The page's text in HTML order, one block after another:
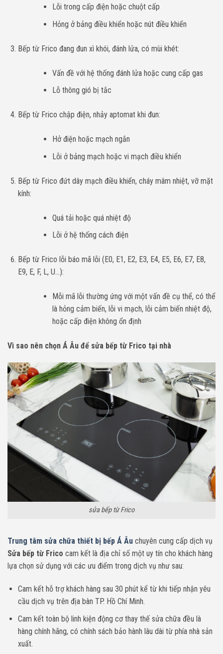
Lỗi trong cấp điện hoặc chuột cấp
Hỏng ở bảng điều khiển hoặc nút điều khiển
Bếp từ Frico đang đun xì khói, đánh lửa, có mùi khét:
Vấn đề với hệ thống đánh lửa hoặc cung cấp gas
Lỗ thông gió bị tắc
Bếp từ Frico chập điện, nhảy aptomat khi đun:
Hở điện hoặc mạch ngắn
Lỗi ở bảng mạch hoặc vi mạch điều khiển
Bếp từ Frico đứt dây mạch điều khiển, cháy mâm nhiệt, vỡ mặt
kính:
Quá tải hoặc quá nhiệt độ
Lỗi ở hệ thống cách điện
Bếp từ Frico lỗi báo mã lỗi (E0, E1, E2, E3, E4, E5, E6, E7, E8,
E9, E, F, L, U…):
Mỗi mã lỗi thường ứng với một vấn đề cụ thể, có thể
là hỏng cảm biến, lỗi vi mạch, lỗi cảm biến nhiệt độ,
hoặc cấp điện không ổn định
Vì sao nên chọn Á Âu để sửa bếp từ Frico tại nhà
sửa bếp từ Frico
Trung tâm sửa chữa thiết bị bếp Á Âu chuyên cung cấp dịch vụ
Sửa bếp từ Frico cam kết là địa chỉ số một uy tín cho khách hàng
lựa chọn sử dụng với các ưu điểm trong dịch vụ như sau:
Cam kết hỗ trợ khách hàng sau 30 phút kể từ khi tiếp nhận yêu
cầu dịch vụ trên địa bàn TP. Hồ Chí Minh.
Cam kết toàn bộ linh kiện động cơ thay thế sửa chữa đều là
hàng chính hãng, có chính sách bảo hành lâu dài từ phía nhà sản
xuất.